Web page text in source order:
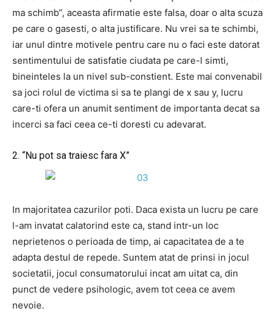
ma schimb”, aceasta afirmatie este falsa, doar o alta scuza
pe care o gasesti, o alta justificare. Nu vrei sa te schimbi,
iar unul dintre motivele pentru care nu o faci este datorat
sentimentului de satisfatie ciudata pe care-l simti,
bineinteles la un nivel sub-constient. Este mai convenabil
sa joci rolul de victima si sa te plangi de x sau y, lucru
care-ti ofera un anumit sentiment de importanta decat sa
incerci sa faci ceea ce-ti doresti cu adevarat.
2. “Nu pot sa traiesc fara X”
In majoritatea cazurilor poti. Daca exista un lucru pe care
l-am invatat calatorind este ca, stand intr-un loc
neprietenos o perioada de timp, ai capacitatea de a te
adapta destul de repede. Suntem atat de prinsi in jocul
societatii, jocul consumatorului incat am uitat ca, din
punct de vedere psihologic, avem tot ceea ce avem
nevoie.